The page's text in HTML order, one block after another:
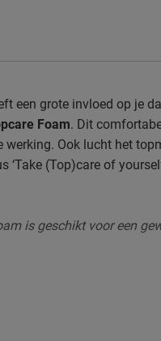
een grote invloed op je
Foam. Dit
werking. Ook lucht het
‘Take (Top)care of
is geschikt voor een